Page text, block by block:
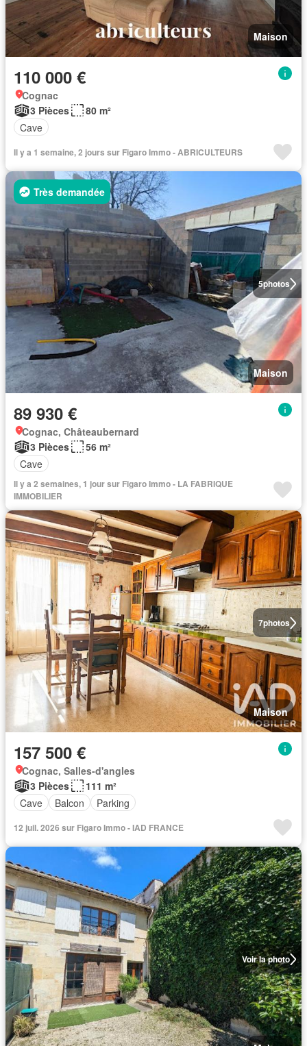
Maison
110 000 €
Cognac
3 Pièces
80 m²
Cave
Il y a 1 semaine, 2 jours sur Figaro Immo - ABRICULTEURS
5photos
Très demandée
Maison
89 930 €
Cognac, Châteaubernard
3 Pièces
56 m²
Cave
Il y a 2 semaines, 1 jour sur Figaro Immo - LA FABRIQUE
IMMOBILIER
7photos
Maison
157 500 €
Cognac, Salles-d'angles
3 Pièces
111 m²
Cave
Balcon Parking
12 juil. 2026 sur Figaro Immo - IAD FRANCE
Voir la photo